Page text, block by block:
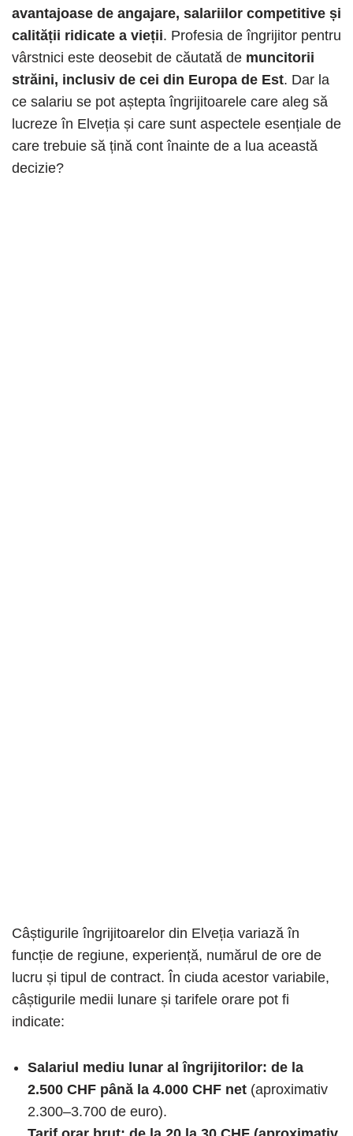
avantajoase de angajare, salariilor competitive și
calității ridicate a vieții. Profesia de îngrijitor pentru
vârstnici este deosebit de căutată de muncitorii
străini, inclusiv de cei din Europa de Est. Dar la
ce salariu se pot aștepta îngrijitoarele care aleg să
lucreze în Elveția și care sunt aspectele esențiale de
care trebuie să țină cont înainte de a lua această
decizie?
Câștigurile îngrijitoarelor din Elveția variază în
funcție de regiune, experiență, numărul de ore de
lucru și tipul de contract. În ciuda acestor variabile,
câștigurile medii lunare și tarifele orare pot fi
indicate:
Salariul mediu lunar al îngrijitorilor: de la
2.500 CHF până la 4.000 CHF net (aproximativ
2.300–3.700 de euro).